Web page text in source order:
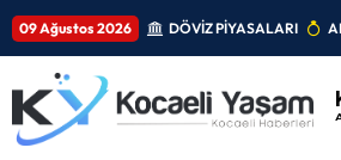
09 Ağustos 2026 DÖVİZ PİYASALARI